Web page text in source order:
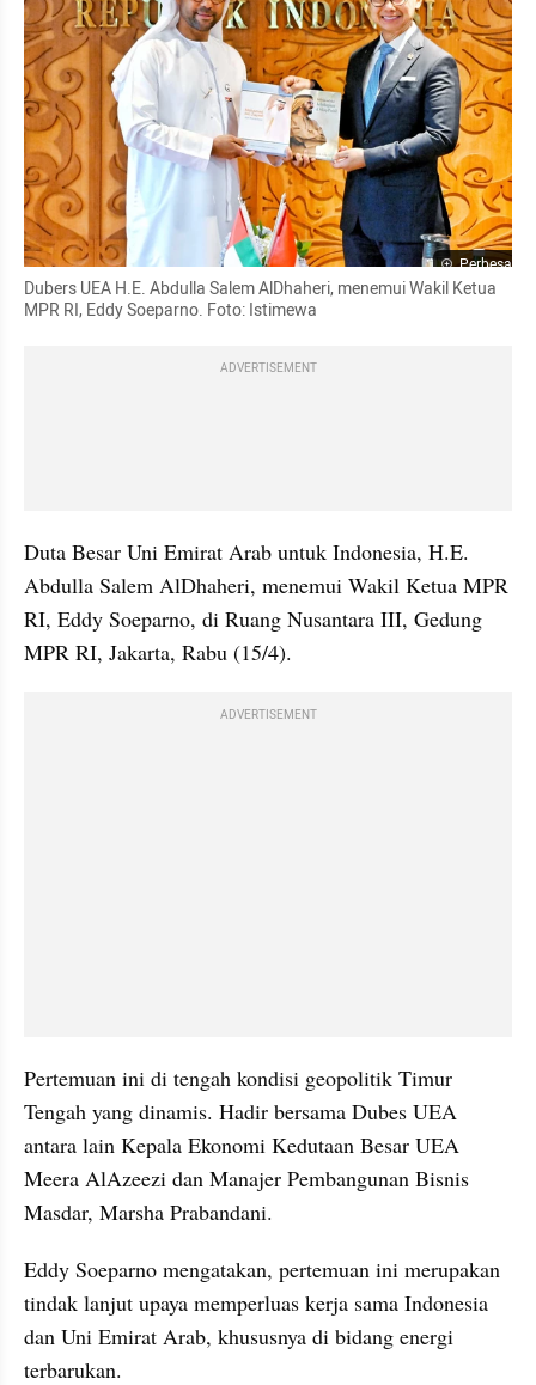
Perbesar
Dubers UEA H.E. Abdulla Salem AlDhaheri, menemui Wakil Ketua
MPR RI, Eddy Soeparno. Foto: Istimewa
ADVERTISEMENT
Duta Besar Uni Emirat Arab untuk Indonesia, H.E.
Abdulla Salem AlDhaheri, menemui Wakil Ketua MPR
RI, Eddy Soeparno, di Ruang Nusantara III, Gedung
MPR RI, Jakarta, Rabu (15/4).
ADVERTISEMENT
Pertemuan ini di tengah kondisi geopolitik Timur
Tengah yang dinamis. Hadir bersama Dubes UEA
antara lain Kepala Ekonomi Kedutaan Besar UEA
Meera AlAzeezi dan Manajer Pembangunan Bisnis
Masdar, Marsha Prabandani.
Eddy Soeparno mengatakan, pertemuan ini merupakan
tindak lanjut upaya memperluas kerja sama Indonesia
dan Uni Emirat Arab, khususnya di bidang energi
terbarukan.